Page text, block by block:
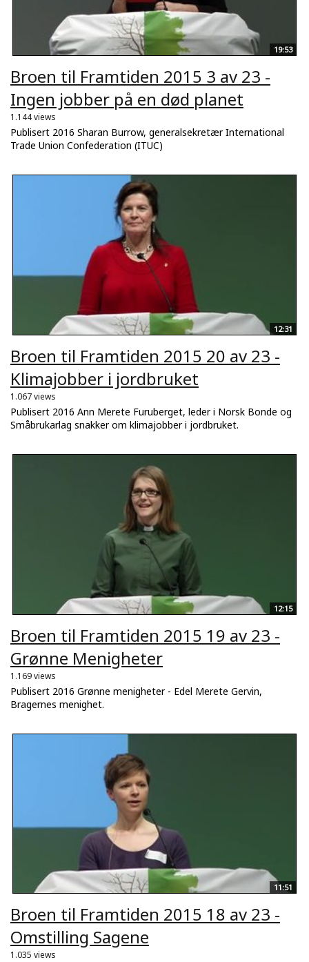
19:53
Broen til Framtiden 2015 3 av 23 -
Ingen jobber på en død planet
1.144 views
Publisert 2016 Sharan Burrow, generalsekretær International
Trade Union Confederation (ITUC)
12:31
Broen til Framtiden 2015 20 av 23 -
Klimajobber i jordbruket
1.067 views
Publisert 2016 Ann Merete Furuberget, leder i Norsk Bonde og
Småbrukarlag snakker om klimajobber i jordbruket.
12:15
Broen til Framtiden 2015 19 av 23 -
Grønne Menigheter
1.169 views
Publisert 2016 Grønne menigheter - Edel Merete Gervin,
Bragernes menighet.
11:51
Broen til Framtiden 2015 18 av 23 -
Omstilling Sagene
1.035 views